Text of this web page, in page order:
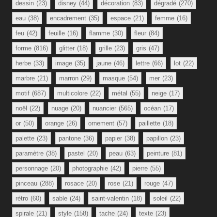
dessin (23) disney (44) décoration (83) dégradé (270)
eau (38) encadrement (35) espace (21) femme (16)
feu (42) feuille (16) flamme (30) fleur (84)
forme (816) glitter (18) grille (23) gris (47)
herbe (33) image (35) jaune (46) lettre (66) lot (22)
marbre (21) marron (29) masque (54) mer (23)
motif (687) multicolore (22) métal (55) neige (17)
noël (22) nuage (20) nuancier (565) océan (17)
or (50) orange (26) ornement (57) paillette (18)
palette (23) pantone (36) papier (38) papillon (23)
paramètre (38) pastel (20) peau (63) peinture (81)
personnage (20) photographie (42) pierre (55)
pinceau (288) rosace (20) rose (21) rouge (47)
rétro (60) sable (24) saint-valentin (18) soleil (22)
spirale (21) style (158) tache (24) texte (23)